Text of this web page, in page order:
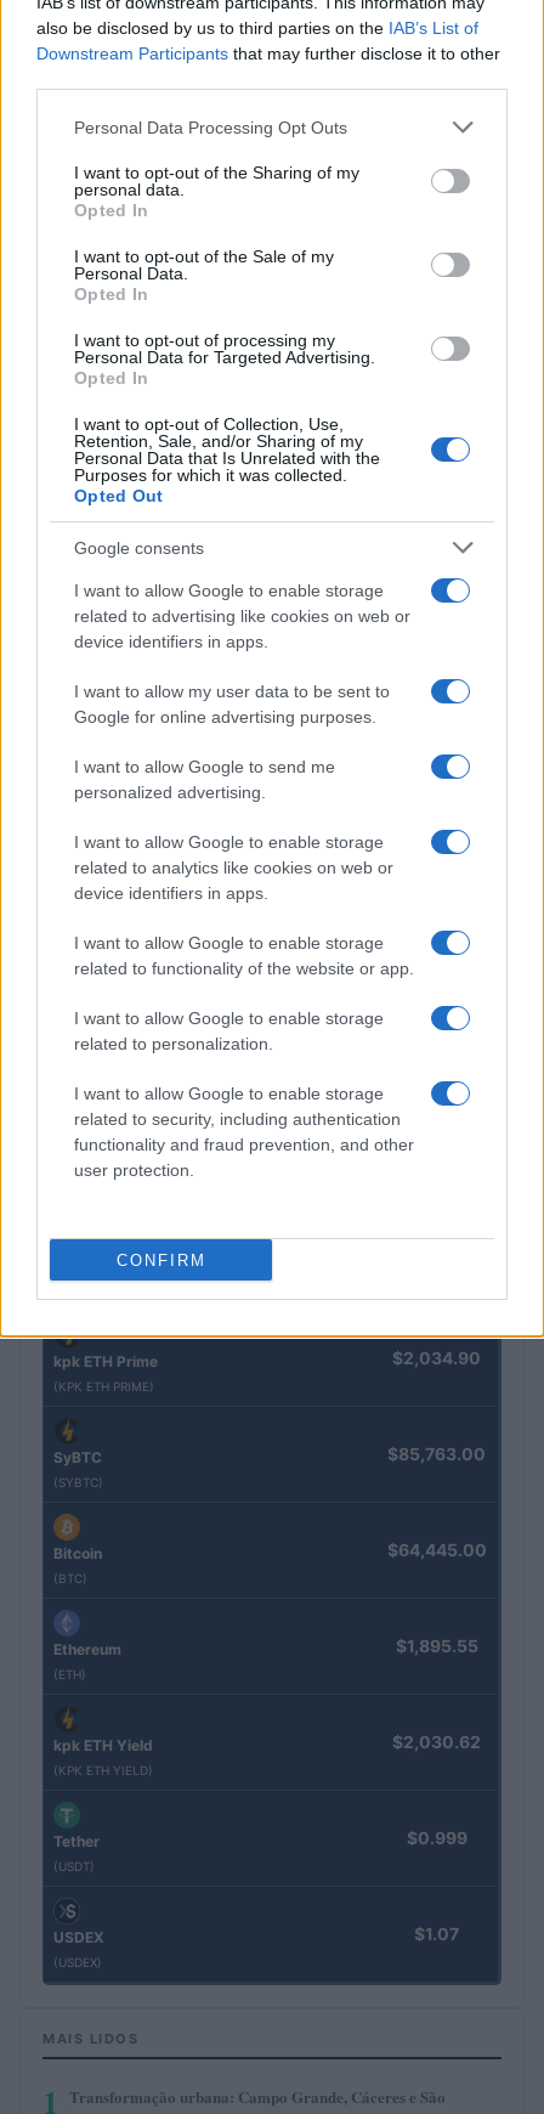
also be disclosed by us to third parties on the IAB’s List of
Downstream Participants that may further disclose it to other
Please note that this website/app uses one or more Google
not limited to your visit or usage behaviour. You may click to
grant or deny consent to Google and its third-party tags to
use your data for below specified purposes in below Google
consent section.
Personal Data Processing Opt Outs
I want to opt-out of the Sharing of my
personal data.
Opted In
I want to opt-out of the Sale of my
Personal Data.
Opted In
I want to opt-out of processing my
Personal Data for Targeted Advertising.
Opted In
I want to opt-out of Collection, Use,
Retention, Sale, and/or Sharing of my
Personal Data that Is Unrelated with the
Purposes for which it was collected.
Opted Out
Google consents
I want to allow Google to enable storage
related to advertising like cookies on web or
device identifiers in apps.
I want to allow my user data to be sent to
Google for online advertising purposes.
I want to allow Google to send me
personalized advertising.
I want to allow Google to enable storage
related to analytics like cookies on web or
device identifiers in apps.
I want to allow Google to enable storage
related to functionality of the website or app.
I want to allow Google to enable storage
related to personalization.
I want to allow Google to enable storage
related to security, including authentication
functionality and fraud prevention, and other
user protection.
CONFIRM
NEWS
O impacto de Homem-Aranha: Um Novo Dia nas bilheterias e
na cultura pop
NEWS
Transformação urbana: Campo Grande, Cáceres e São
Rafael Oliveira · 2 ago 2026
COTAÇÕES CRYPTO
(KBTC)
Eureka Bridged PAX Gold (Terra
kpk ETH Prime
(KPK ETH PRIME)
$2,034.90
SyBTC
(SYBTC)
$85,763.00
Bitcoin
(BTC)
$64,445.00
Ethereum
(ETH)
$1,895.55
kpk ETH Yield
(KPK ETH YIELD)
$2,030.62
Tether
(USDT)
$0.999
USDEX
(USDEX)
$1.07
MAIS LIDOS
1 Transformação urbana: Campo Grande, Cáceres e São